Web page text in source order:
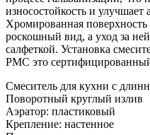
износостойкость и улучшает
Хромированная поверхность
роскошный вид, а уход за
салфеткой. Установка
РМС это
Смеситель для кухни с
Поворотный круглый излив
Аэратор: пластиковый
Крепление: настенное